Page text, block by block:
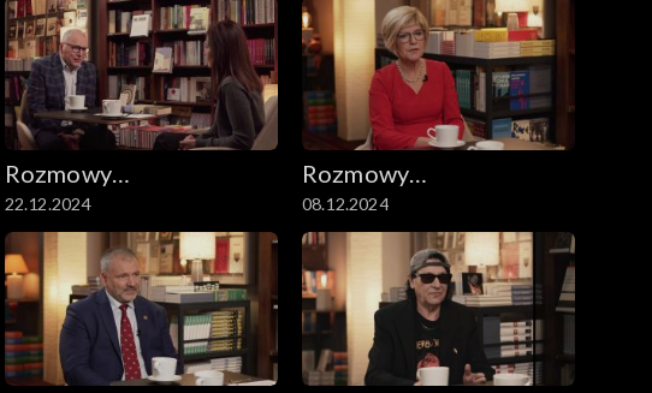
Rozmowy
niesymetryczne
22.12.2024
Rozmowy
niesymetryczne
08.12.2024